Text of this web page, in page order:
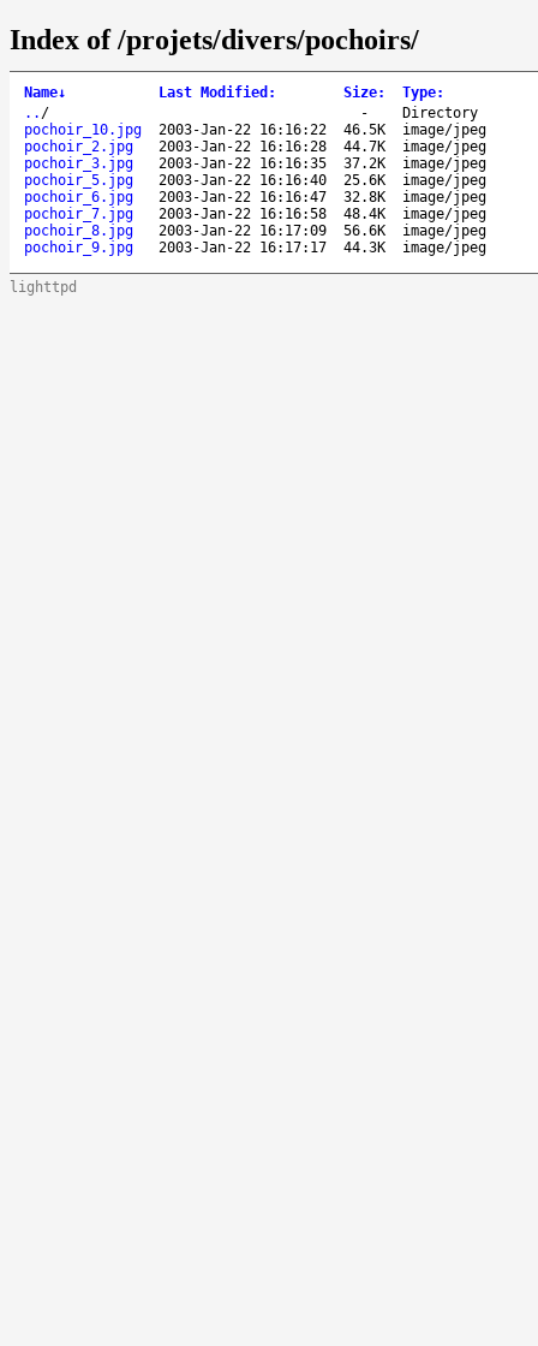
Index of /projets/divers/pochoirs/
Name↓ Last Modified : Size: Type:
.. / -
Directory
pochoir_10.jpg
2003-Jan-22 16:16:22 46.5K
image/jpeg
pochoir_2.jpg
2003-Jan-22 16:16:28 44.7K
image/jpeg
pochoir_3.jpg
2003-Jan-22 16:16:35 37.2K
image/jpeg
pochoir_5.jpg
2003-Jan-22 16:16:40 25.6K
image/jpeg
pochoir_6.jpg
2003-Jan-22 16:16:47 32.8K
image/jpeg
pochoir_7.jpg
2003-Jan-22 16:16:58 48.4K
image/jpeg
pochoir_8.jpg
2003-Jan-22 16:17:09 56.6K
image/jpeg
pochoir_9.jpg
2003-Jan-22 16:17:17 44.3K image/jpeg
lighttpd